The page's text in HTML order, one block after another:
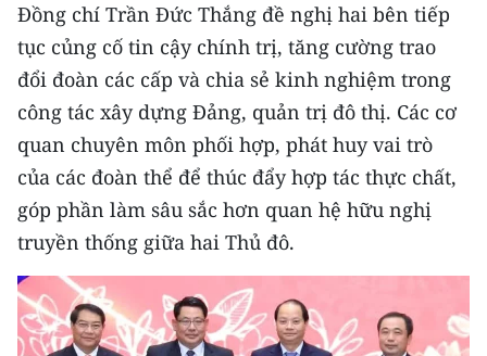
VỀ BÁO NHÂN DÂN
THỜI NAY
NHÂN DÂN CUỐI TUẦN
NHÂN DÂN HẰNG THÁNG
MUA BÁO
ĐỌC BÁO IN
Đồng chí Trần Đức Thắng đề nghị hai bên tiếp
tục củng cố tin cậy chính trị, tăng cường trao
đổi đoàn các cấp và chia sẻ kinh nghiệm trong
công tác xây dựng Đảng, quản trị đô thị. Các cơ
quan chuyên môn phối hợp, phát huy vai trò
của các đoàn thể để thúc đẩy hợp tác thực chất,
góp phần làm sâu sắc hơn quan hệ hữu nghị
truyền thống giữa hai Thủ đô.